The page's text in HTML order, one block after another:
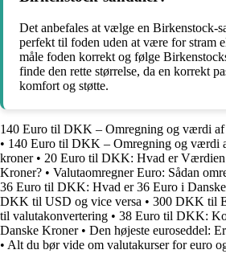
Det anbefales at vælge en Birkenstock-
perfekt til foden uden at være for stram
måle foden korrekt og følge
finde den rette størrelse, da en korrekt
komfort og støtte.
140 Euro til DKK – Omregning og værdi af
• 140 Euro til DKK – Omregning og værdi
kroner• 20 Euro til DKK: Hvad er
Kroner? • Valutaomregner Euro: Sådan
36 Euro til DKK: Hvad er 36 Euro i
DKK til USD og vice versa • 300 DKK til
til valutakonvertering • 38 Euro til DKK:
Danske Kroner• Den højeste euroseddel:
• Alt du bør vide om valutakurser for euro